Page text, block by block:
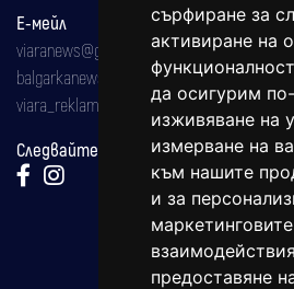
сърфиране за
активиране на
да осигурим
изживяване на
измерване на
към нашите
и за
маркетинговите
взаимодействия
предоставяне
Е-мейл
viaranews@gmail.com
balgarkanews@gmail.com
viara_reklama@mail.bg
Следвайте ни: